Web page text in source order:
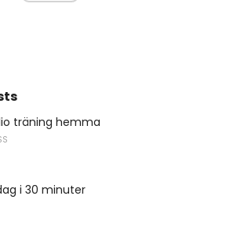
träning hemma
i 30 minuter